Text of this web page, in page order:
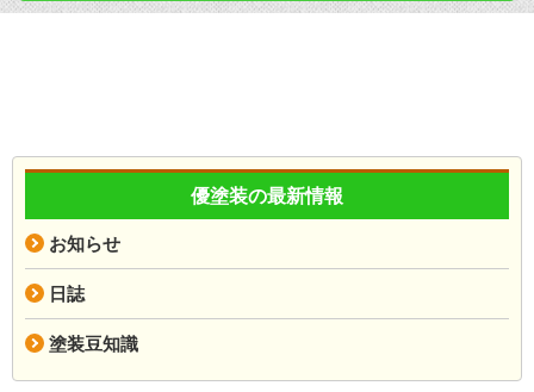
優塗装の最新情報
お知らせ
日誌
塗装豆知識